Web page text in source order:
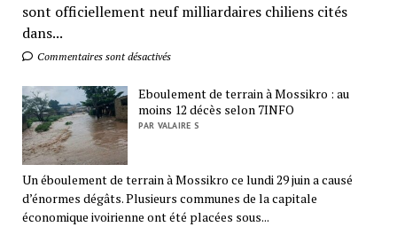
sont officiellement neuf milliardaires chiliens cités
dans...
Commentaires sont désactivés
Eboulement de terrain à Mossikro : au
moins 12 décès selon 7INFO
PAR VALAIRE S
Un éboulement de terrain à Mossikro ce lundi 29 juin a causé
d’énormes dégâts. Plusieurs communes de la capitale
économique ivoirienne ont été placées sous...